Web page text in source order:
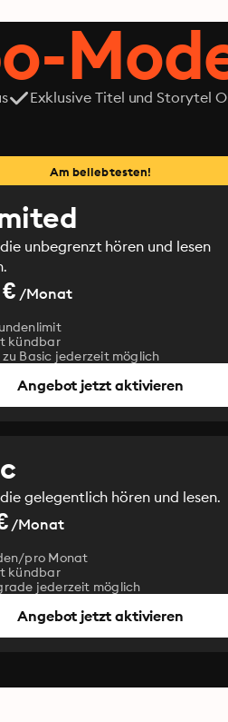
Exklusive Titel und Storytel
Am beliebtesten!
unbegrenzt hören und lesen
/Monat
kündbar
zu Basic jederzeit möglich
Angebot jetzt aktivieren
gelegentlich hören und lesen.
/Monat
pro Monat
kündbar
jederzeit möglich
Angebot jetzt aktivieren